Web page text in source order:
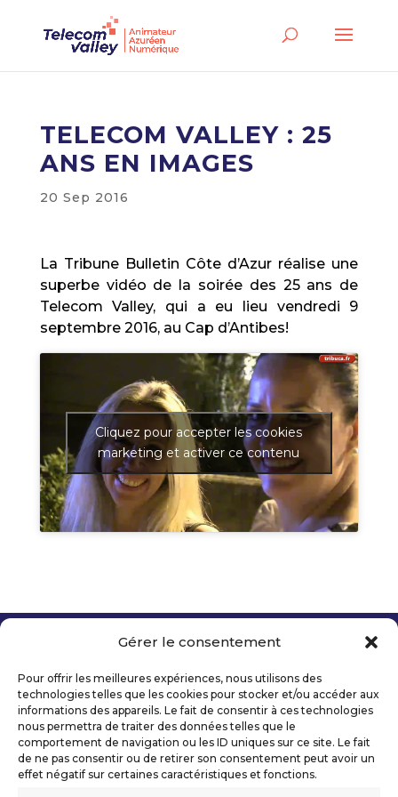
Gérer le consentement
Pour offrir les meilleures expériences, nous utilisons des
technologies telles que les cookies pour stocker et/ou accéder aux
informations des appareils. Le fait de consentir à ces technologies
nous permettra de traiter des données telles que le
comportement de navigation ou les ID uniques sur ce site. Le fait
de ne pas consentir ou de retirer son consentement peut avoir un
effet négatif sur certaines caractéristiques et fonctions.
TELECOM VALLEY : 25
ANS EN IMAGES
20 Sep 2016
La Tribune Bulletin Côte d’Azur réalise une
superbe vidéo de la soirée des 25 ans de
Telecom Valley, qui a eu lieu vendredi 9
septembre 2016, au Cap d’Antibes!
Cliquez pour accepter les cookies
marketing et activer ce contenu
Mentions légales
Politique de confidentialité
Déclaration d’accessibilité numérique
Ils nous soutiennent